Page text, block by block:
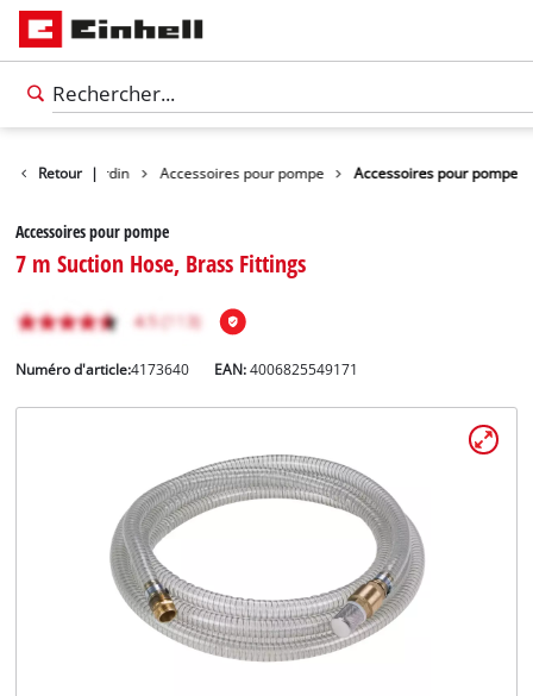
Deutsch
Retour |
de jardin Accessoires pour pompe Accessoires pour pompe
Accessoires pour pompe
7 m Suction Hose, Brass Fittings
Numéro d'article:4173640 EAN:4006825549171